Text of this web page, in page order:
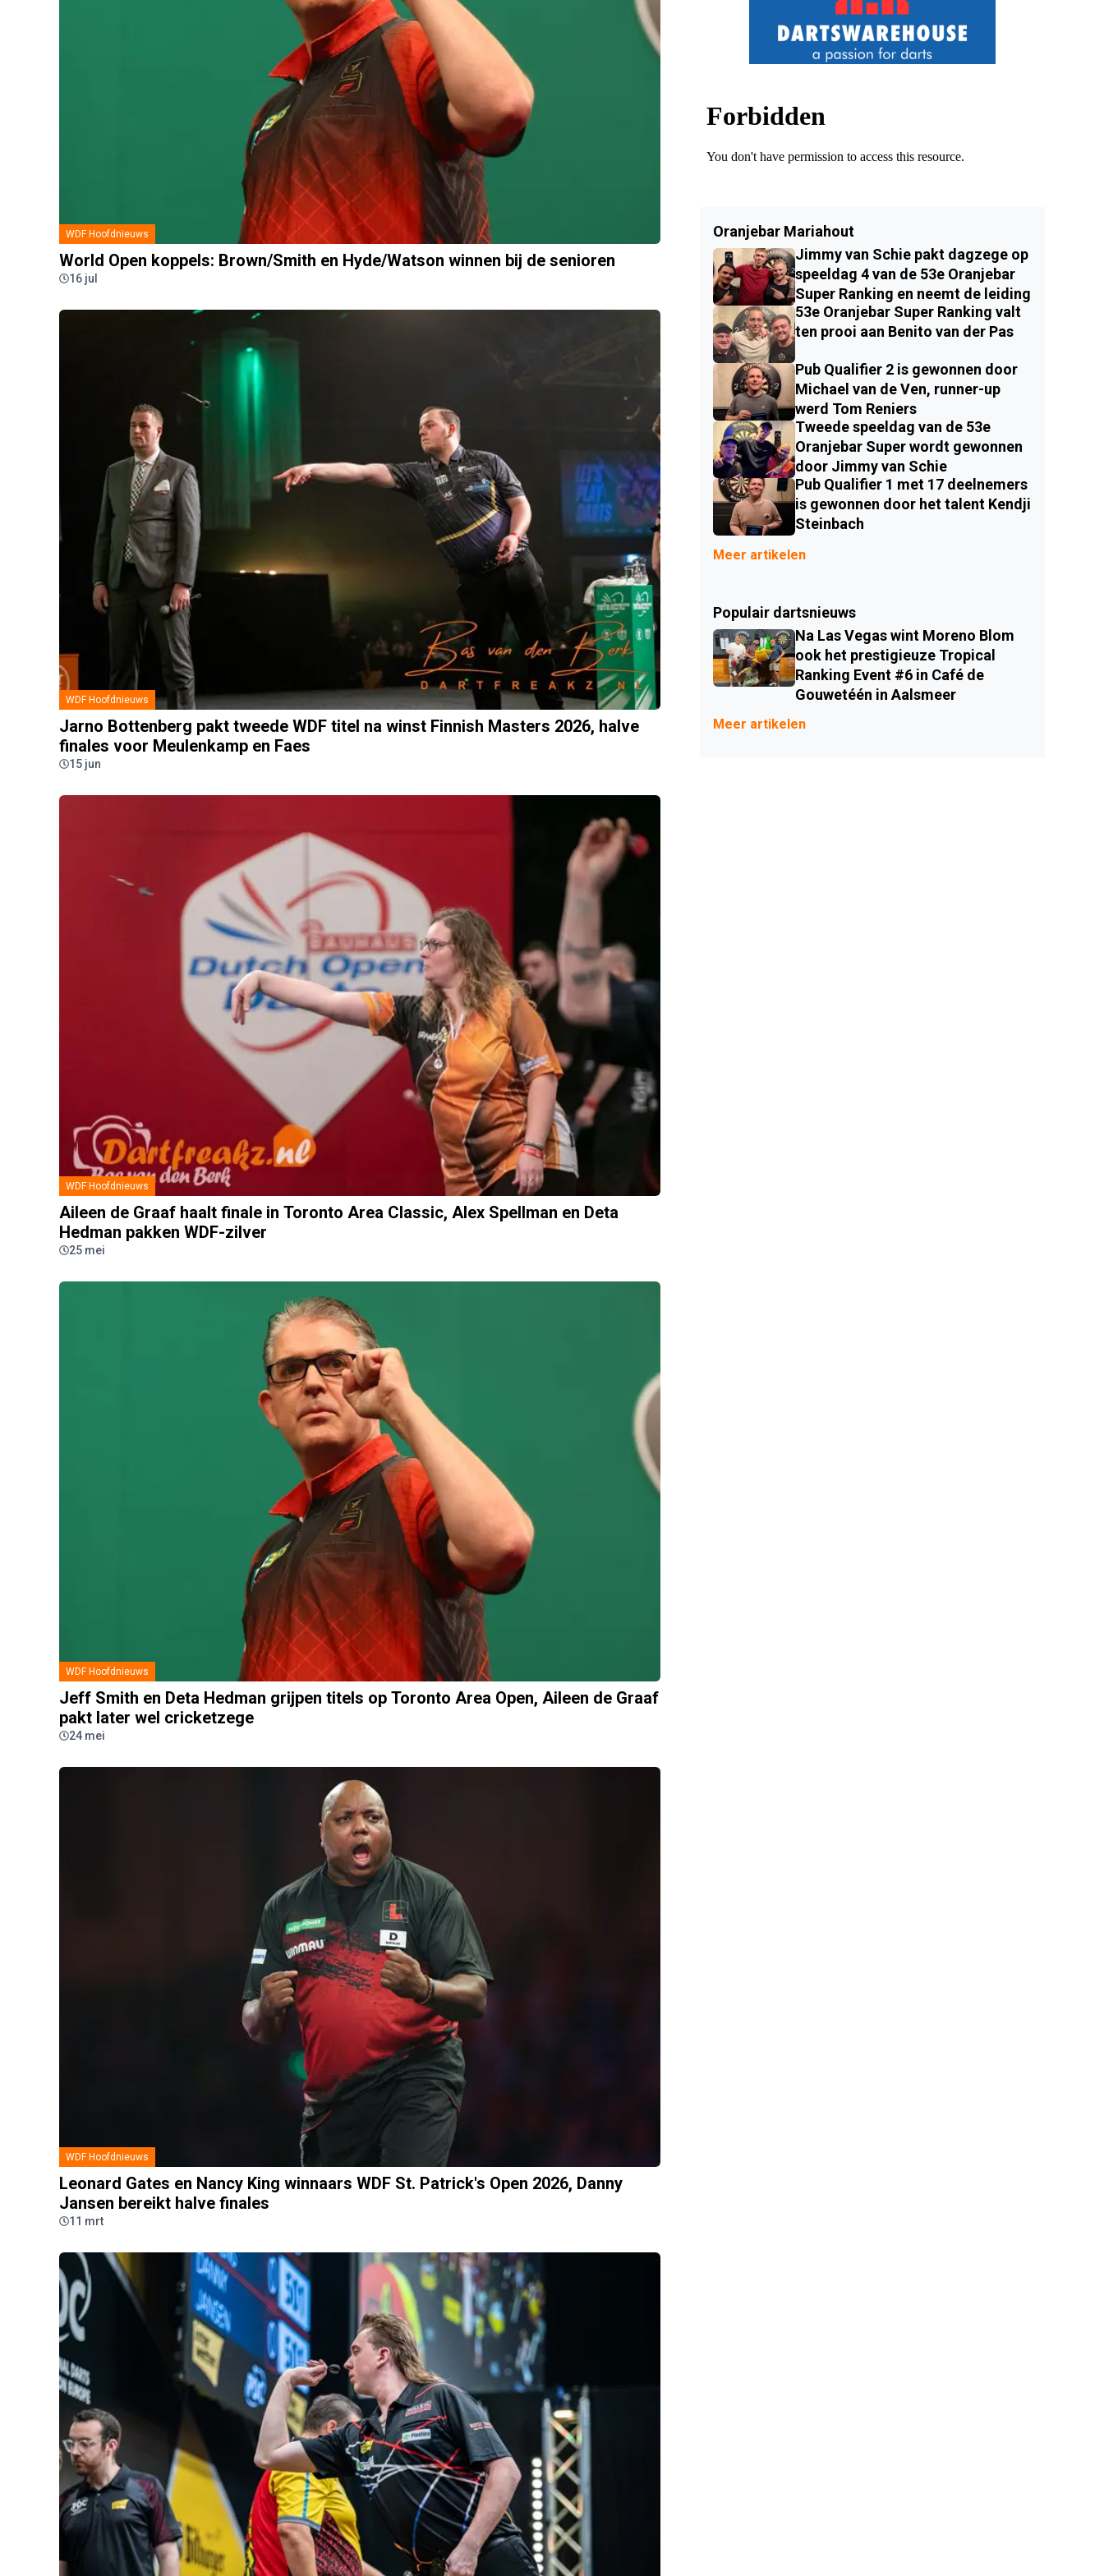
WDF Hoofdnieuws
World Open koppels: Brown/Smith en Hyde/Watson winnen bij de senioren
16 jul
WDF Hoofdnieuws
Jarno Bottenberg pakt tweede WDF titel na winst Finnish Masters 2026, halve
finales voor Meulenkamp en Faes
15 jun
WDF Hoofdnieuws
Aileen de Graaf haalt finale in Toronto Area Classic, Alex Spellman en Deta
Hedman pakken WDF-zilver
25 mei
WDF Hoofdnieuws
Jeff Smith en Deta Hedman grijpen titels op Toronto Area Open, Aileen de Graaf
pakt later wel cricketzege
24 mei
WDF Hoofdnieuws
Leonard Gates en Nancy King winnaars WDF St. Patrick's Open 2026, Danny
Jansen bereikt halve finales
11 mrt
Oranjebar Mariahout
Jimmy van Schie pakt dagzege op
speeldag 4 van de 53e Oranjebar
Super Ranking en neemt de leiding
53e Oranjebar Super Ranking valt
ten prooi aan Benito van der Pas
Pub Qualifier 2 is gewonnen door
Michael van de Ven, runner-up
werd Tom Reniers
Tweede speeldag van de 53e
Oranjebar Super wordt gewonnen
door Jimmy van Schie
Pub Qualifier 1 met 17 deelnemers
is gewonnen door het talent Kendji
Steinbach
Meer artikelen
Populair dartsnieuws
Na Las Vegas wint Moreno Blom
ook het prestigieuze Tropical
Ranking Event #6 in Café de
Gouwetéén in Aalsmeer
Meer artikelen